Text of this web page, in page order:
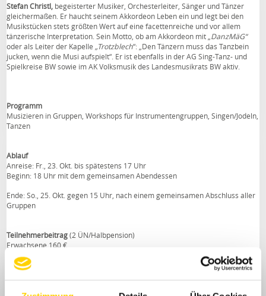
Stefan Christl, begeisterter Musiker, Orchesterleiter, Sänger und Tänzer
gleichermaßen. Er haucht seinem Akkordeon Leben ein und legt bei den
Musikstücken stets größten Wert auf eine facettenreiche und vor allem
tänzerische Interpretation. Sein Motto, ob am Akkordeon mit „DanzMäG“
oder als Leiter der Kapelle „Trotzblech“: „Den Tänzern muss das Tanzbein
jucken, wenn die Musi aufspielt“. Er ist ebenfalls in der AG Sing-Tanz- und
Spielkreise BW sowie im AK Volksmusik des Landesmusikrats BW aktiv.
Programm
Musizieren in Gruppen, Workshops für Instrumentengruppen, Singen/Jodeln,
Tanzen
Ablauf
Anreise: Fr., 23. Okt. bis spätestens 17 Uhr
Beginn: 18 Uhr mit dem gemeinsamen Abendessen
Ende: So., 25. Okt. gegen 15 Uhr, nach einem gemeinsamen Abschluss aller
Gruppen
Teilnehmerbeitrag(2 ÜN/Halbpension)
Erwachsene 160 €,
Schüler/Studenten 75 €,